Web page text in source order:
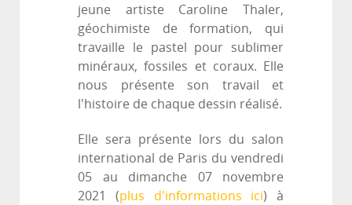
jeune artiste Caroline Thaler,
géochimiste de formation, qui
travaille le pastel pour sublimer
minéraux, fossiles et coraux. Elle
nous présente son travail et
l'histoire de chaque dessin réalisé.
Elle sera présente lors du salon
international de Paris du vendredi
05 au dimanche 07 novembre
2021 (plus d'informations ici) à